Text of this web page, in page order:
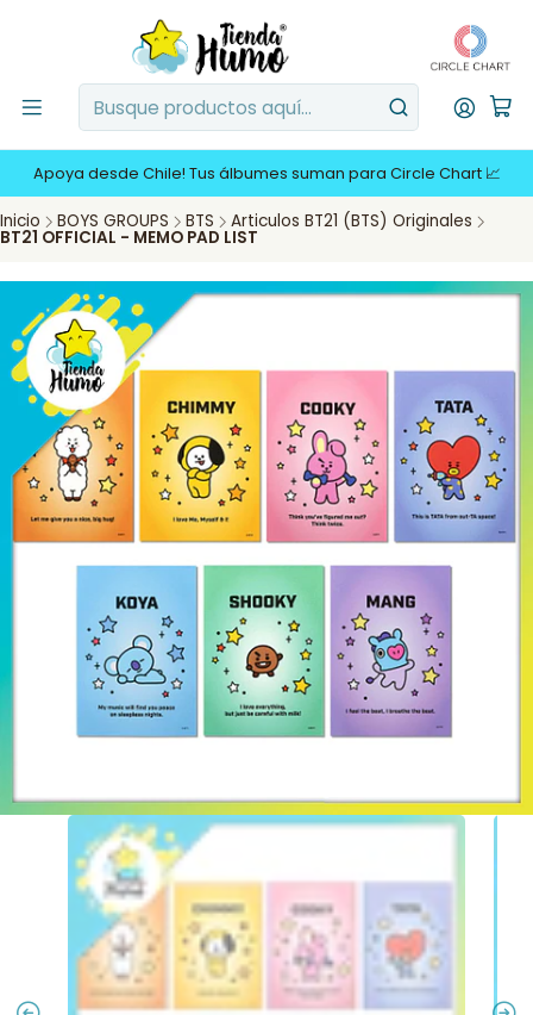
Apoya desde Chile! Tus álbumes suman para Circle Chart 📈
Inicio BOYS GROUPS BTS Articulos BT21 (BTS) Originales
BT21 OFFICIAL - MEMO PAD LIST